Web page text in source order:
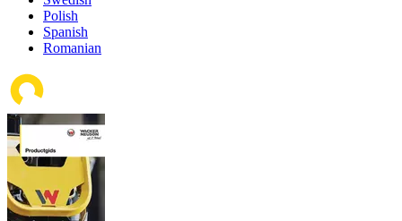
Polish
Spanish
Romanian